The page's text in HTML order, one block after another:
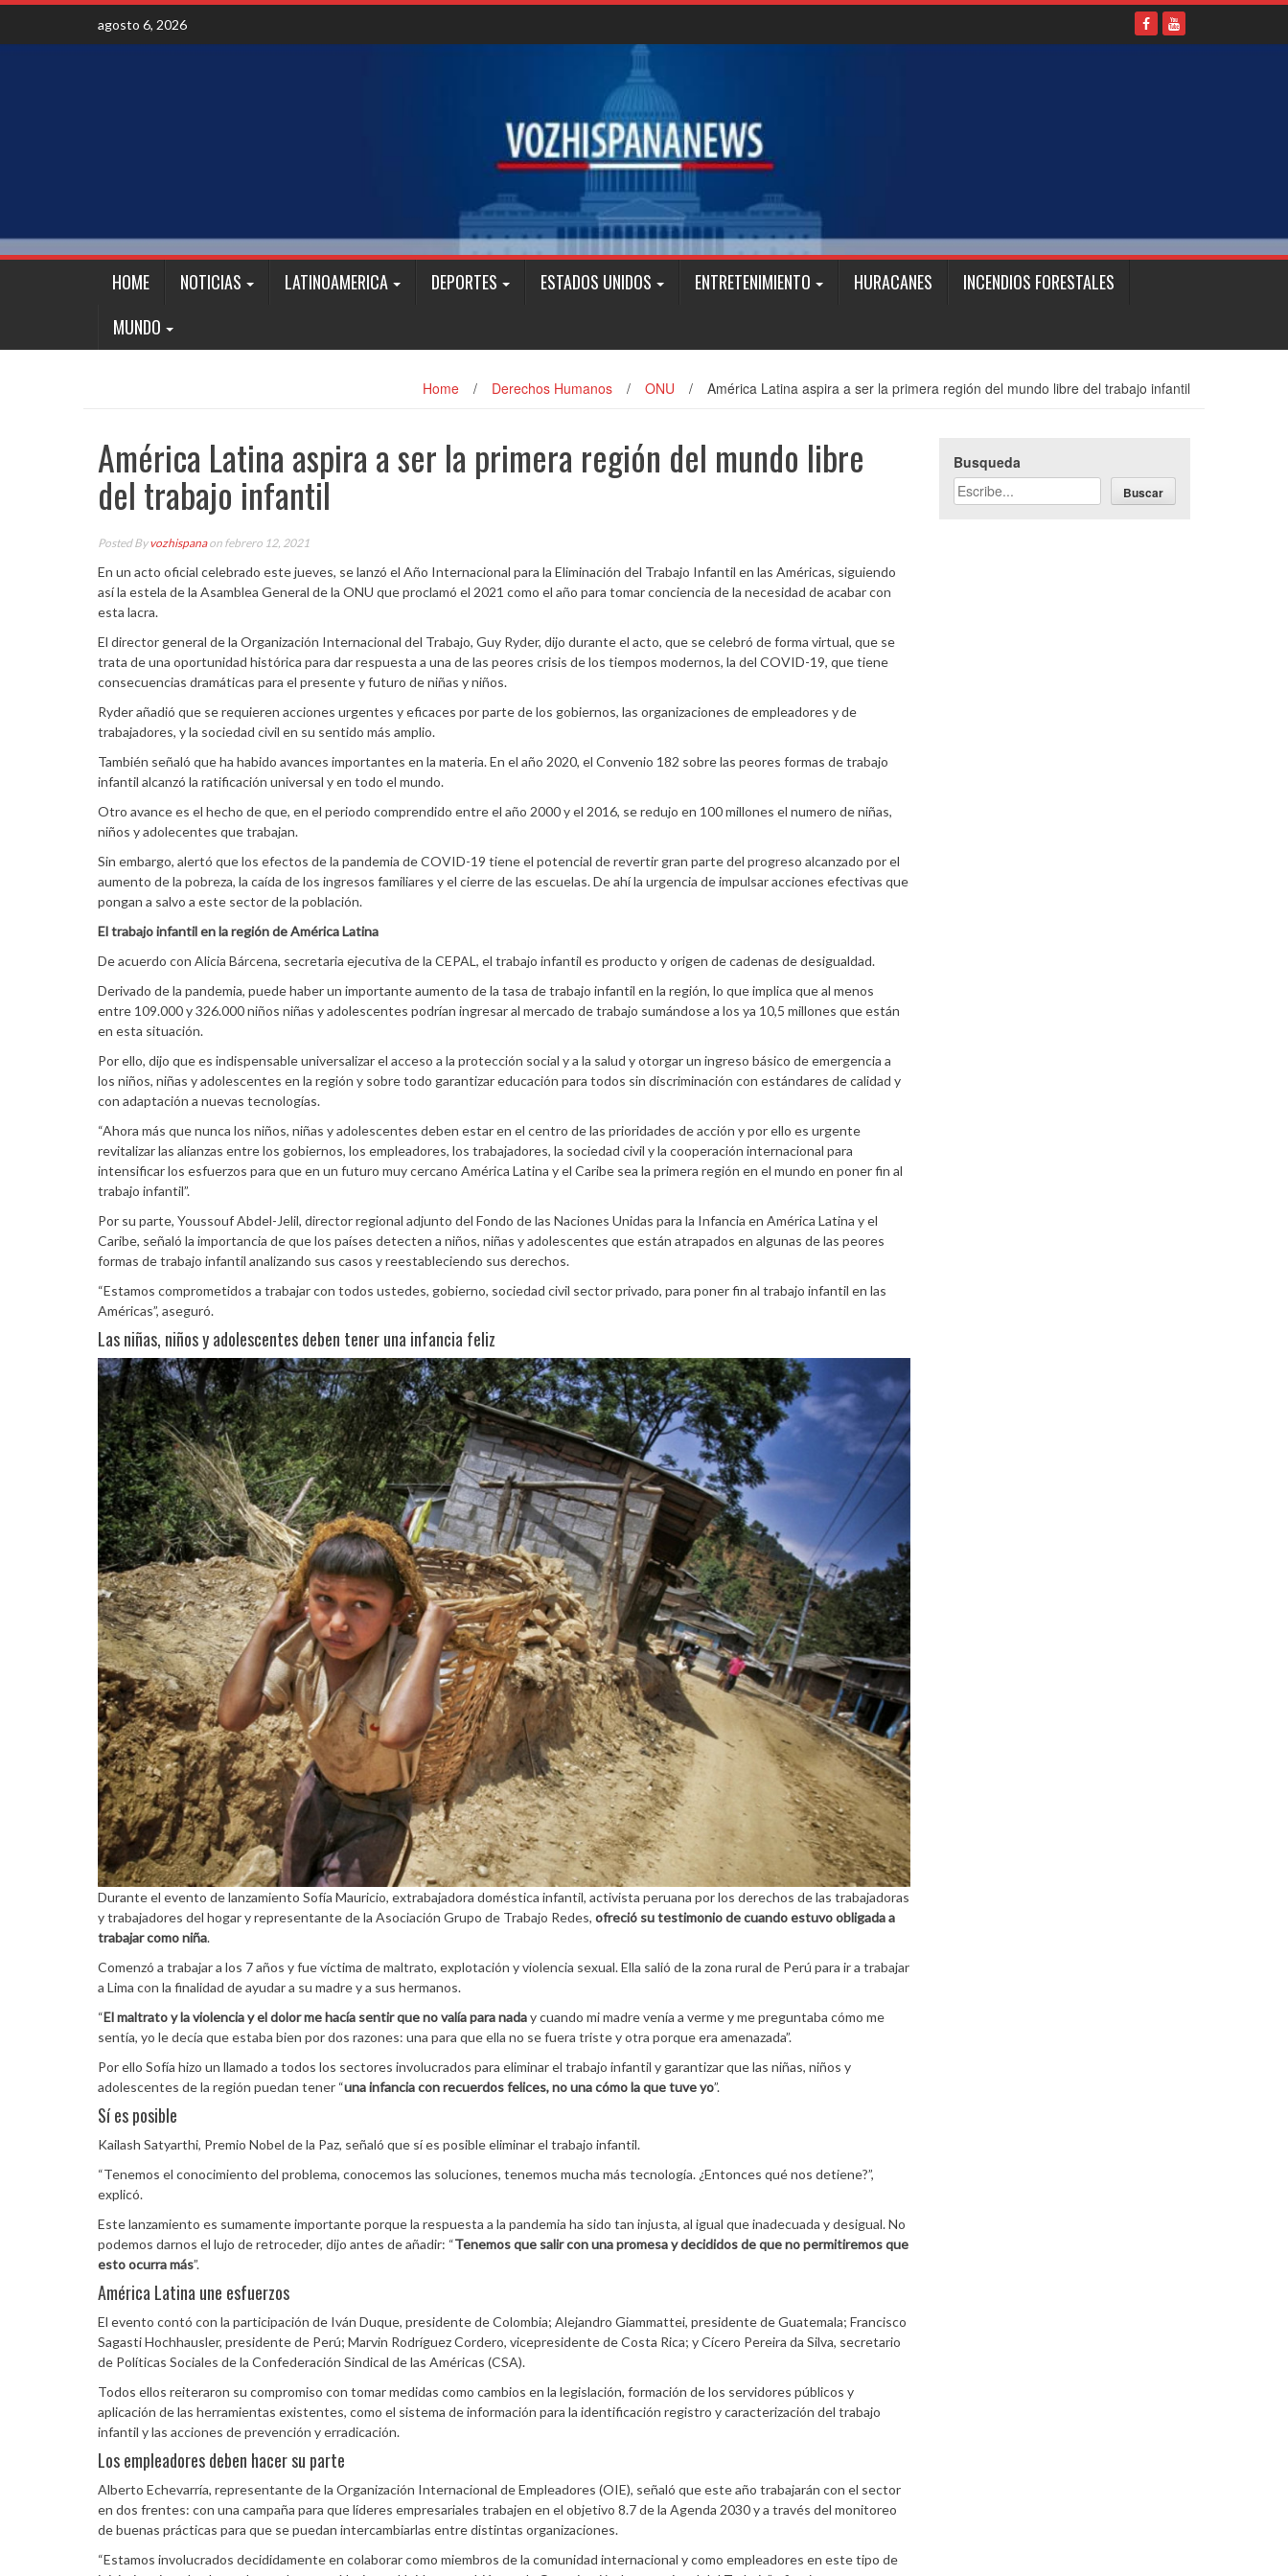
Skip
content
agosto 6, 2026
HOME NOTICIAS LATINOAMERICA DEPORTES ESTADOS UNIDOS ENTRETENIMIENTO HURACANES
INCENDIOS FORESTALES
MUNDO
Home / Derechos Humanos / ONU / América Latina aspira a ser la primera región del mundo libre del trabajo infantil
América Latina aspira a ser la primera región del mundo libre
del trabajo infantil
Posted Byvozhispanaon febrero 12, 2021
En un acto oficial celebrado este jueves, se lanzó el Año Internacional para la Eliminación del Trabajo Infantil en las Américas, siguiendo
así la estela de la Asamblea General de la ONU que proclamó el 2021 como el año para tomar conciencia de la necesidad de acabar con
esta lacra.
El director general de la Organización Internacional del Trabajo, Guy Ryder, dijo durante el acto, que se celebró de forma virtual, que se
trata de una oportunidad histórica para dar respuesta a una de las peores crisis de los tiempos modernos, la del COVID-19, que tiene
consecuencias dramáticas para el presente y futuro de niñas y niños.
Ryder añadió que se requieren acciones urgentes y eficaces por parte de los gobiernos, las organizaciones de empleadores y de
trabajadores, y la sociedad civil en su sentido más amplio.
También señaló que ha habido avances importantes en la materia. En el año 2020, el Convenio 182 sobre las peores formas de trabajo
infantil alcanzó la ratificación universal y en todo el mundo.
Otro avance es el hecho de que, en el periodo comprendido entre el año 2000 y el 2016, se redujo en 100 millones el numero de niñas,
niños y adolecentes que trabajan.
Sin embargo, alertó que los efectos de la pandemia de COVID-19 tiene el potencial de revertir gran parte del progreso alcanzado por el
aumento de la pobreza, la caída de los ingresos familiares y el cierre de las escuelas. De ahí la urgencia de impulsar acciones efectivas que
pongan a salvo a este sector de la población.
El trabajo infantil en la región de América Latina
De acuerdo con Alicia Bárcena, secretaria ejecutiva de la CEPAL, el trabajo infantil es producto y origen de cadenas de desigualdad.
Derivado de la pandemia, puede haber un importante aumento de la tasa de trabajo infantil en la región, lo que implica que al menos
entre 109.000 y 326.000 niños niñas y adolescentes podrían ingresar al mercado de trabajo sumándose a los ya 10,5 millones que están
en esta situación.
Por ello, dijo que es indispensable universalizar el acceso a la protección social y a la salud y otorgar un ingreso básico de emergencia a
los niños, niñas y adolescentes en la región y sobre todo garantizar educación para todos sin discriminación con estándares de calidad y
con adaptación a nuevas tecnologías.
“Ahora más que nunca los niños, niñas y adolescentes deben estar en el centro de las prioridades de acción y por ello es urgente
revitalizar las alianzas entre los gobiernos, los empleadores, los trabajadores, la sociedad civil y la cooperación internacional para
intensificar los esfuerzos para que en un futuro muy cercano América Latina y el Caribe sea la primera región en el mundo en poner fin al
trabajo infantil”.
Por su parte, Youssouf Abdel-Jelil, director regional adjunto del Fondo de las Naciones Unidas para la Infancia en América Latina y el
Caribe, señaló la importancia de que los países detecten a niños, niñas y adolescentes que están atrapados en algunas de las peores
formas de trabajo infantil analizando sus casos y reestableciendo sus derechos.
“Estamos comprometidos a trabajar con todos ustedes, gobierno, sociedad civil sector privado, para poner fin al trabajo infantil en las
Américas”, aseguró.
Las niñas, niños y adolescentes deben tener una infancia feliz
Durante el evento de lanzamiento Sofía Mauricio, extrabajadora doméstica infantil, activista peruana por los derechos de las trabajadoras
y trabajadores del hogar y representante de la Asociación Grupo de Trabajo Redes, ofreció su testimonio de cuando estuvo obligada a
trabajar como niña.
Comenzó a trabajar a los 7 años y fue víctima de maltrato, explotación y violencia sexual. Ella salió de la zona rural de Perú para ir a trabajar
a Lima con la finalidad de ayudar a su madre y a sus hermanos.
“El maltrato y la violencia y el dolor me hacía sentir que no valía para naday cuando mi madre venía a verme y me preguntaba cómo me
sentía, yo le decía que estaba bien por dos razones: una para que ella no se fuera triste y otra porque era amenazada”.
Por ello Sofía hizo un llamado a todos los sectores involucrados para eliminar el trabajo infantil y garantizar que las niñas, niños y
adolescentes de la región puedan tener “una infancia con recuerdos felices, no una cómo la que tuve yo”.
Sí es posible
Kailash Satyarthi, Premio Nobel de la Paz, señaló que sí es posible eliminar el trabajo infantil.
“Tenemos el conocimiento del problema, conocemos las soluciones, tenemos mucha más tecnología. ¿Entonces qué nos detiene?”,
explicó.
Este lanzamiento es sumamente importante porque la respuesta a la pandemia ha sido tan injusta, al igual que inadecuada y desigual. No
podemos darnos el lujo de retroceder, dijo antes de añadir: “Tenemos que salir con una promesa y decididos de que no permitiremos que
esto ocurra más”.
América Latina une esfuerzos
El evento contó con la participación de Iván Duque, presidente de Colombia; Alejandro Giammattei, presidente de Guatemala; Francisco
Sagasti Hochhausler, presidente de Perú; Marvin Rodríguez Cordero, vicepresidente de Costa Rica; y Cícero Pereira da Silva, secretario
de Políticas Sociales de la Confederación Sindical de las Américas (CSA).
Todos ellos reiteraron su compromiso con tomar medidas como cambios en la legislación, formación de los servidores públicos y
aplicación de las herramientas existentes, como el sistema de información para la identificación registro y caracterización del trabajo
infantil y las acciones de prevención y erradicación.
Los empleadores deben hacer su parte
Alberto Echevarría, representante de la Organización Internacional de Empleadores (OIE), señaló que este año trabajarán con el sector
en dos frentes: con una campaña para que líderes empresariales trabajen en el objetivo 8.7 de la Agenda 2030 y a través del monitoreo
de buenas prácticas para que se puedan intercambiarlas entre distintas organizaciones.
“Estamos involucrados decididamente en colaborar como miembros de la comunidad internacional y como empleadores en este tipo de
Busqueda
Buscar